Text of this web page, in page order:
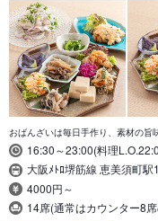
おばんざいは毎日手作り、素材の旨
16:30～23:00(料理
大阪ﾒﾄﾛ堺筋線 恵美須町
4000円～
14席(通常はカウンター8